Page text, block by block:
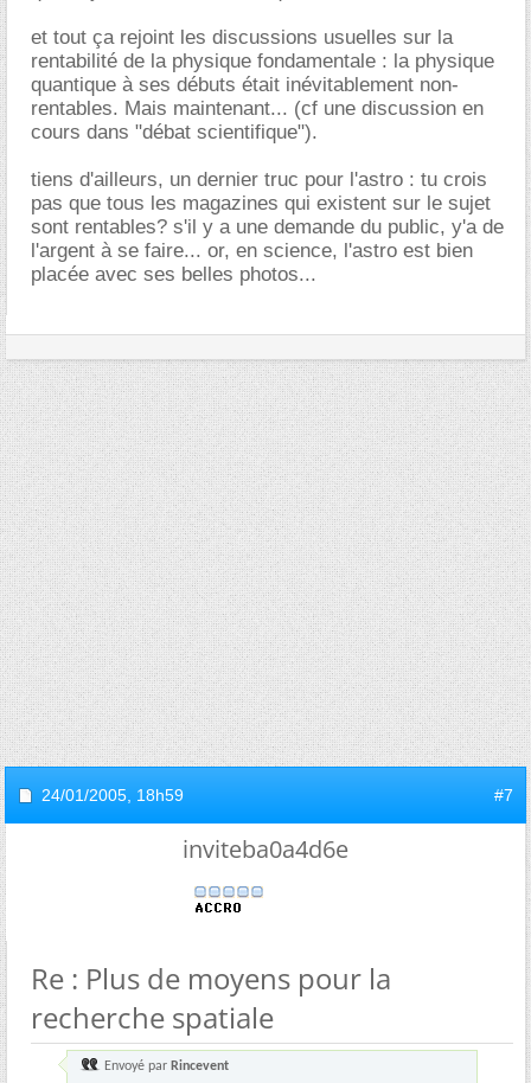
et tout ça rejoint les discussions usuelles sur la
rentabilité de la physique fondamentale : la physique
quantique à ses débuts était inévitablement non-
rentables. Mais maintenant... (cf une discussion en
cours dans "débat scientifique").
tiens d'ailleurs, un dernier truc pour l'astro : tu crois
pas que tous les magazines qui existent sur le sujet
sont rentables? s'il y a une demande du public, y'a de
l'argent à se faire... or, en science, l'astro est bien
placée avec ses belles photos...
24/01/2005, 18h59 #7
inviteba0a4d6e
Re : Plus de moyens pour la
recherche spatiale
Envoyé par Rincevent